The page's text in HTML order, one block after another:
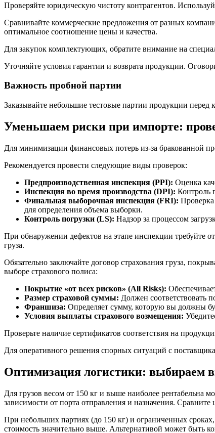
Проверяйте юридическую чистоту контрагентов.
Сравнивайте коммерческие предложения от разных
оптимальное соотношение цены и качества.
Для закупок комплектующих, обратите внимание на
Уточняйте условия гарантии и возврата продукции.
Важность пробной партии
Заказывайте небольшие тестовые партии продукции
Уменьшаем риски при импорте:
Для минимизации финансовых потерь из-за бракованной
Рекомендуется провести следующие виды проверок:
Предпроизводственная инспекция (PPI): Оценка
Инспекция во время производства (DPI): Контроль
Финальная выборочная инспекция (FRI):
для определения объема выборки.
Контроль погрузки (LS): Надзор за процессом
При обнаружении дефектов на этапе инспекции требуйте
груза.
Обязательно заключайте договор страхования груза,
выборе страхового полиса:
Покрытие «от всех рисков» (All Risks):
Размер страховой суммы: Должен соответствовать
Франшиза: Определяет сумму, которую вы должны
Условия выплаты страхового возмещения:
Проверьте наличие сертификатов соответствия на
Для оперативного решения спорных ситуаций с
Оптимизация логистики: выбираем
Для грузов весом от 150 кг и выше наиболее рентабельна
зависимости от порта отправления и назначения.
При небольших партиях (до 150 кг) и ограниченных
стоимость значительно выше. Альтернативой может быть